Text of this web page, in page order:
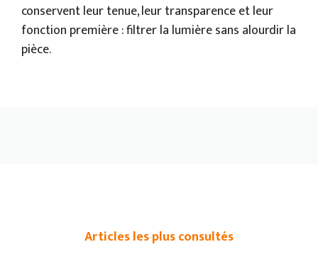
conservent leur tenue, leur transparence et leur
fonction première : filtrer la lumière sans alourdir la
pièce.
Articles les plus consultés